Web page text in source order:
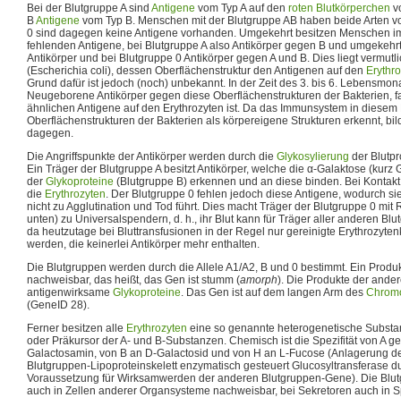
Bei der Blutgruppe A sind Antigene vom Typ A auf den roten Blutkörperchen
BAntigene vom Typ B. Menschen mit der Blutgruppe AB haben beide Arten
0 sind dagegen keine Antigene vorhanden. Umgekehrt besitzen Menschen
fehlenden Antigene, bei Blutgruppe A also Antikörper gegen B und
Antikörper und bei Blutgruppe 0 Antikörper gegen A und B. Dies liegt
(Escherichia coli), dessen Oberflächenstruktur den Antigenen auf den
Grund dafür ist jedoch (noch) unbekannt. In der Zeit des 3. bis 6.
Neugeborene Antikörper gegen diese Oberflächenstrukturen der Bakterien,
ähnlichen Antigene auf den Erythrozyten ist. Da das Immunsystem in diesem
Oberflächenstrukturen der Bakterien als körpereigene Strukturen erkennt,
dagegen.
Die Angriffspunkte der Antikörper werden durch die Glykosylierung der
Ein Träger der Blutgruppe A besitzt Antikörper, welche die α-Galaktose (kurz
der Glykoproteine (Blutgruppe B) erkennen und an diese binden. Bei
die Erythrozyten. Der Blutgruppe 0 fehlen jedoch diese Antigene, wodurch
nicht zu Agglutination und Tod führt. Dies macht Träger der Blutgruppe 0 mit
unten) zu Universalspendern, d. h., ihr Blut kann für Träger aller anderen
da heutzutage bei Bluttransfusionen in der Regel nur gereinigte
werden, die keinerlei Antikörper mehr enthalten.
Die Blutgruppen werden durch die Allele A1/A2, B und 0 bestimmt. Ein
nachweisbar, das heißt, das Gen ist stumm (amorph). Die Produkte der
antigenwirksame Glykoproteine. Das Gen ist auf dem langen Arm des
(GeneID 28).
Ferner besitzen alle Erythrozyten eine so genannte heterogenetische
oder Präkursor der A- und B-Substanzen. Chemisch ist die Spezifität von A
Galactosamin, von B an D-Galactosid und von H an L-Fucose (Anlagerung
Blutgruppen-Lipoproteinskelett enzymatisch gesteuert Glucosyltransferase
Voraussetzung für Wirksamwerden der anderen Blutgruppen-Gene). Die
auch in Zellen anderer Organsysteme nachweisbar, bei Sekretoren auch in